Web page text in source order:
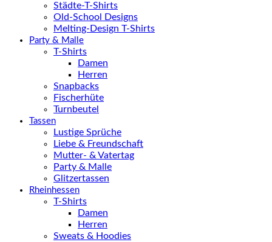
Städte-T-Shirts
Old-School Designs
Melting-Design T-Shirts
Party & Malle
T-Shirts
Damen
Herren
Snapbacks
Fischerhüte
Turnbeutel
Tassen
Lustige Sprüche
Liebe & Freundschaft
Mutter- & Vatertag
Party & Malle
Glitzertassen
Rheinhessen
T-Shirts
Damen
Herren
Sweats & Hoodies